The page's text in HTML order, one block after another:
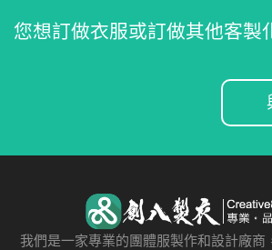
您想訂做衣服或訂做其他客製
我們是一家專業的團體服製作和設計廠商